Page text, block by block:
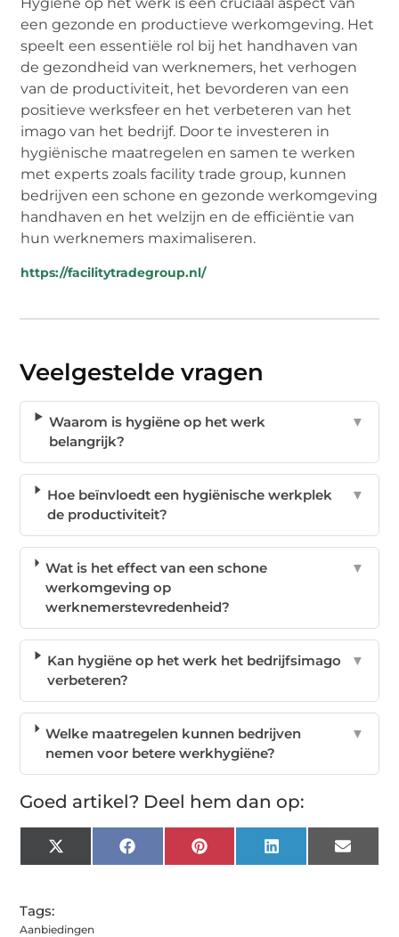
een gezonde en productieve werkomgeving. Het
speelt een essentiële rol bij het handhaven van
de gezondheid van werknemers, het verhogen
van de productiviteit, het bevorderen van een
positieve werksfeer en het verbeteren van het
imago van het bedrijf. Door te investeren in
hygiënische maatregelen en samen te werken
met experts zoals facility trade group, kunnen
bedrijven een schone en gezonde werkomgeving
handhaven en het welzijn en de efficiëntie van
hun werknemers maximaliseren.
https://facilitytradegroup.nl/
Veelgestelde vragen
Waarom is hygiëne op het werk
belangrijk?
▼
Hoe beïnvloedt een hygiënische werkplek
de productiviteit?
▼
Wat is het effect van een schone
werkomgeving op
werknemerstevredenheid?
▼
Kan hygiëne op het werk het bedrijfsimago
verbeteren?
▼
Welke maatregelen kunnen bedrijven
nemen voor betere werkhygiëne?
▼
Goed artikel? Deel hem dan op:
X
(Twitter)
Facebook Pinterest LinkedIn Email
Tags:
Aanbiedingen